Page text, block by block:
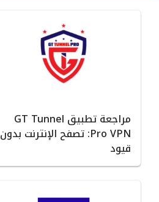
مراجعة تطبيق GT Tunnel
Pro VPN: تصفح الإنترنت بدون
قيود